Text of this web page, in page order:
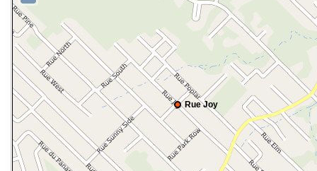
Rue Joy